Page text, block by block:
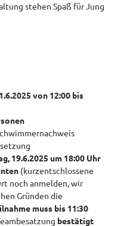
stehen Spaß für Jung
von 12:00 bis
19.6.2025 um 18:00 Uhr
(kurzentschlossene
noch anmelden, wir
Gründen die
muss bis 11:30
bestätigt